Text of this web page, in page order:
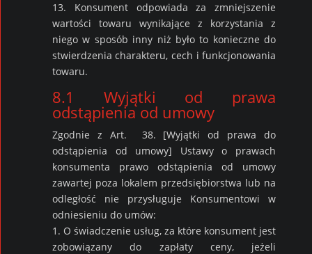
13. Konsument odpowiada za zmniejszenie
wartości towaru wynikające z korzystania z
niego w sposób inny niż było to konieczne do
stwierdzenia charakteru, cech i funkcjonowania
towaru.
8.1 Wyjątki od prawa
odstąpienia od umowy
Zgodnie z Art. 38. [Wyjątki od prawa do
odstąpienia od umowy] Ustawy o prawach
konsumenta prawo odstąpienia od umowy
zawartej poza lokalem przedsiębiorstwa lub na
odległość nie przysługuje Konsumentowi w
odniesieniu do umów:
1. O świadczenie usług, za które konsument jest
zobowiązany do zapłaty ceny, jeżeli